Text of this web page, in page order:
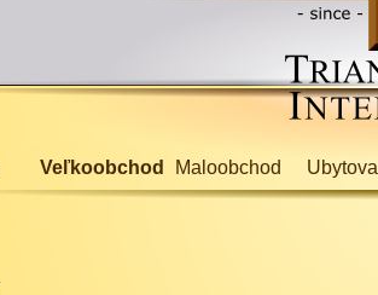
Veľkoobchod Maloobchod